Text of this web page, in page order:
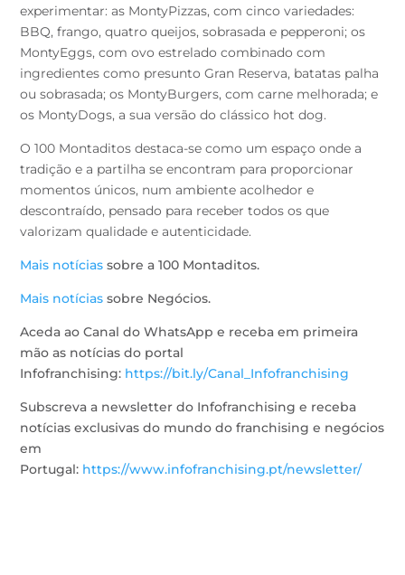
experimentar: as MontyPizzas, com cinco variedades:
BBQ, frango, quatro queijos, sobrasada e pepperoni; os
MontyEggs, com ovo estrelado combinado com
ingredientes como presunto Gran Reserva, batatas palha
ou sobrasada; os MontyBurgers, com carne melhorada; e
os MontyDogs, a sua versão do clássico hot dog.
O 100 Montaditos destaca-se como um espaço onde a
tradição e a partilha se encontram para proporcionar
momentos únicos, num ambiente acolhedor e
descontraído, pensado para receber todos os que
valorizam qualidade e autenticidade.
Mais notícias sobre a 100 Montaditos.
Mais notícias sobre Negócios.
Aceda ao Canal do WhatsApp e receba em primeira
mão as notícias do portal
Infofranchising: https://bit.ly/Canal_Infofranchising
Subscreva a newsletter do Infofranchising e receba
notícias exclusivas do mundo do franchising e negócios
em
Portugal: https://www.infofranchising.pt/newsletter/